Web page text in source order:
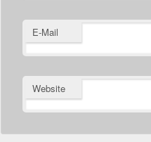
E-Mail
Website